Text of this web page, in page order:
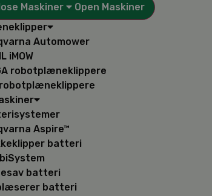
Maskiner
Open Maskiner
Automower
iMOW
robotplæneklippere
Aspire™
batteri
batteri
batteri